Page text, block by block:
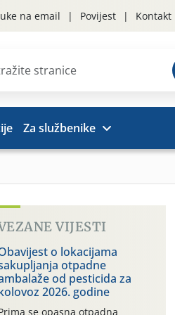
na email Povijest Kontakt
Za službenike
VIJESTI
o lokacijama
otpadne
od pesticida za
2026. godine
se opasna otpadna